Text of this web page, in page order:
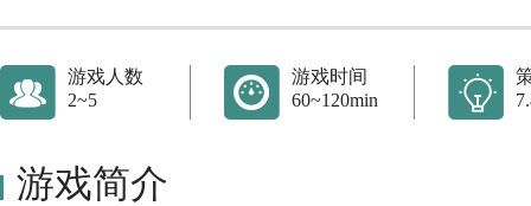
游戏人数
2~5
游戏时间
60~120min
游戏简介